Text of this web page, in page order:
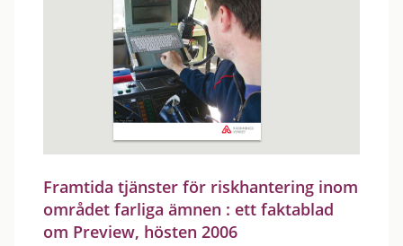
Framtida tjänster för riskhantering inom
området farliga ämnen : ett faktablad
om Preview, hösten 2006